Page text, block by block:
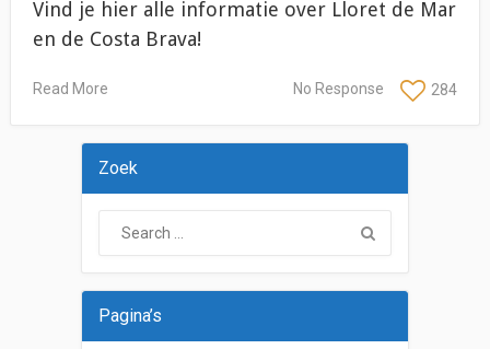
Vind je hier alle informatie over Lloret de Mar
en de Costa Brava!
Read More 284
No Response
Zoek
Pagina’s